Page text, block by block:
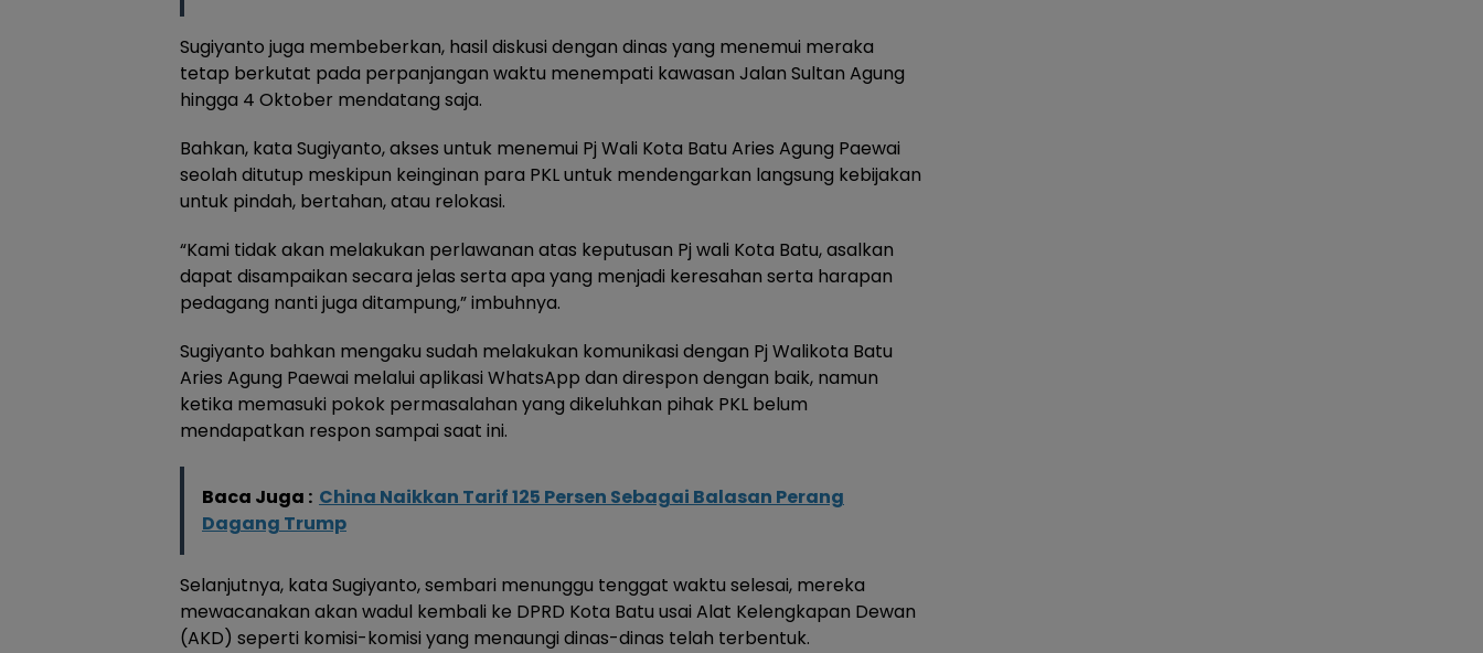
Sugiyanto juga membeberkan, hasil diskusi dengan dinas yang menemui meraka
tetap berkutat pada perpanjangan waktu menempati kawasan Jalan Sultan Agung
hingga 4 Oktober mendatang saja.
Bahkan, kata Sugiyanto, akses untuk menemui Pj Wali Kota Batu Aries Agung Paewai
seolah ditutup meskipun keinginan para PKL untuk mendengarkan langsung kebijakan
untuk pindah, bertahan, atau relokasi.
“Kami tidak akan melakukan perlawanan atas keputusan Pj wali Kota Batu, asalkan
dapat disampaikan secara jelas serta apa yang menjadi keresahan serta harapan
pedagang nanti juga ditampung,” imbuhnya.
Sugiyanto bahkan mengaku sudah melakukan komunikasi dengan Pj Walikota Batu
Aries Agung Paewai melalui aplikasi WhatsApp dan direspon dengan baik, namun
ketika memasuki pokok permasalahan yang dikeluhkan pihak PKL belum
mendapatkan respon sampai saat ini.
Baca Juga : China Naikkan Tarif 125 Persen Sebagai Balasan Perang
Dagang Trump
Selanjutnya, kata Sugiyanto, sembari menunggu tenggat waktu selesai, mereka
mewacanakan akan wadul kembali ke DPRD Kota Batu usai Alat Kelengkapan Dewan
(AKD) seperti komisi-komisi yang menaungi dinas-dinas telah terbentuk.